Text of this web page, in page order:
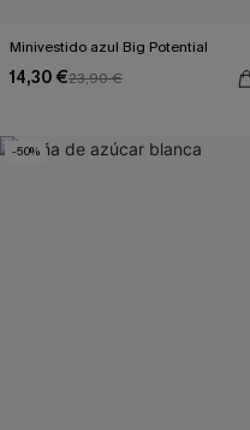
Minivestido azul Big Potential
14,30 €23,90 €
-50%